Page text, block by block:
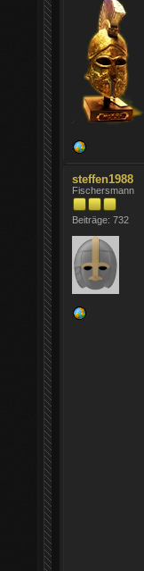
steffen1988
Fischersmann
Beiträge: 732